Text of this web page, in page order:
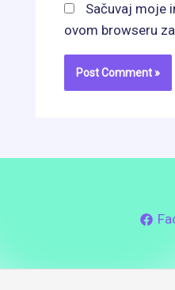
Sačuvaj moje
ovom browseru